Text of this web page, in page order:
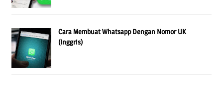
Cara Membuat Whatsapp Dengan Nomor UK
(Inggris)